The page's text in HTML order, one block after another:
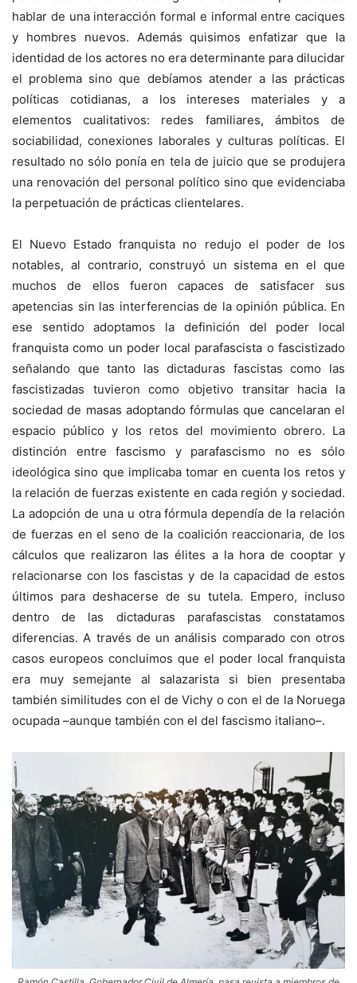
hablar de una interacción formal e informal entre caciques
y hombres nuevos. Además quisimos enfatizar que la
identidad de los actores no era determinante para dilucidar
el problema sino que debíamos atender a las prácticas
políticas cotidianas, a los intereses materiales y a
elementos cualitativos: redes familiares, ámbitos de
sociabilidad, conexiones laborales y culturas políticas. El
resultado no sólo ponía en tela de juicio que se produjera
una renovación del personal político sino que evidenciaba
la perpetuación de prácticas clientelares.
El Nuevo Estado franquista no redujo el poder de los
notables, al contrario, construyó un sistema en el que
muchos de ellos fueron capaces de satisfacer sus
apetencias sin las interferencias de la opinión pública. En
ese sentido adoptamos la definición del poder local
franquista como un poder local parafascista o fascistizado
señalando que tanto las dictaduras fascistas como las
fascistizadas tuvieron como objetivo transitar hacia la
sociedad de masas adoptando fórmulas que cancelaran el
espacio público y los retos del movimiento obrero. La
distinción entre fascismo y parafascismo no es sólo
ideológica sino que implicaba tomar en cuenta los retos y
la relación de fuerzas existente en cada región y sociedad.
La adopción de una u otra fórmula dependía de la relación
de fuerzas en el seno de la coalición reaccionaria, de los
cálculos que realizaron las élites a la hora de cooptar y
relacionarse con los fascistas y de la capacidad de estos
últimos para deshacerse de su tutela. Empero, incluso
dentro de las dictaduras parafascistas constatamos
diferencias. A través de un análisis comparado con otros
casos europeos concluimos que el poder local franquista
era muy semejante al salazarista si bien presentaba
también similitudes con el de Vichy o con el de la Noruega
ocupada –aunque también con el del fascismo italiano–.